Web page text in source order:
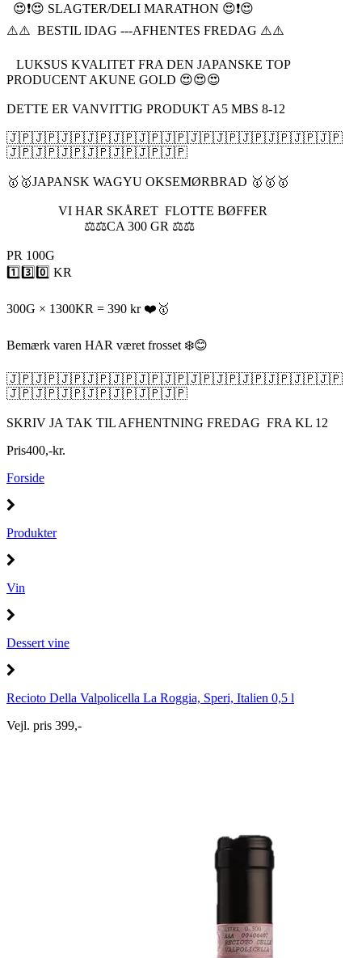
😍❗️😍 SLAGTER/DELI MARATHON 😍❗️😍
⚠️⚠️ BESTIL IDAG ---AFHENTES FREDAG ⚠️⚠️
LUKSUS KVALITET FRA DEN JAPANSKE TOP
PRODUCENT AKUNE GOLD 😍😍😍
DETTE ER VANVITTIG PRODUKT A5 MBS 8-12
🇯🇵🇯🇵🇯🇵🇯🇵🇯🇵🇯🇵🇯🇵🇯🇵🇯🇵🇯🇵🇯🇵🇯🇵🇯🇵
🇯🇵🇯🇵🇯🇵🇯🇵🇯🇵🇯🇵🇯🇵
🥇🥇JAPANSK WAGYU OKSEMØRBRAD 🥇🥇🥇
VI HAR SKÅRET FLOTTE BØFFER
⚖️⚖️CA 300 GR ⚖️⚖️
PR 100G
1️⃣3️⃣0️⃣ KR
300G × 1300KR = 390 kr ❤️🥇
Bemærk varen HAR været frosset ❄️😊
🇯🇵🇯🇵🇯🇵🇯🇵🇯🇵🇯🇵🇯🇵🇯🇵🇯🇵🇯🇵🇯🇵🇯🇵🇯🇵
🇯🇵🇯🇵🇯🇵🇯🇵🇯🇵🇯🇵🇯🇵
SKRIV JA TAK TIL AFHENTNING FREDAG FRA KL 12
Pris400,-kr.
Forside
Produkter
Vin
Dessert vine
Recioto Della Valpolicella La Roggia, Speri, Italien 0,5 l
Vejl. pris 399,-